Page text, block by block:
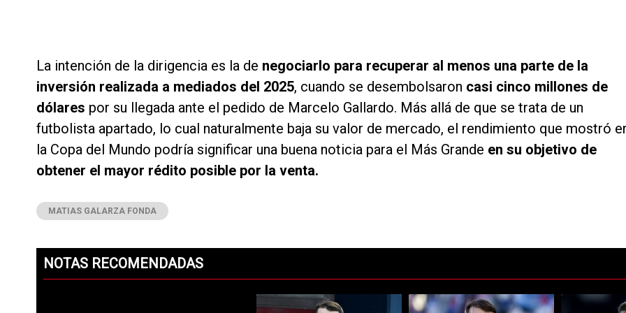
La intención de la dirigencia es la de negociarlo para recuperar al menos una parte de la
inversión realizada a mediados del 2025, cuando se desembolsaron casi cinco millones de
dólares por su llegada ante el pedido de Marcelo Gallardo. Más allá de que se trata de un
futbolista apartado, lo cual naturalmente baja su valor de mercado, el rendimiento que mostró
la Copa del Mundo podría significar una buena noticia para el Más Grande en su objetivo de
obtener el mayor rédito posible por la venta.
MATIAS GALARZA FONDA
NOTAS RECOMENDADAS
Un artículo de tendencia con el título "Coudet tras la derrota ante Tigre: "Si veo
Un artículo de tendencia con el título "¿ElUn artículo